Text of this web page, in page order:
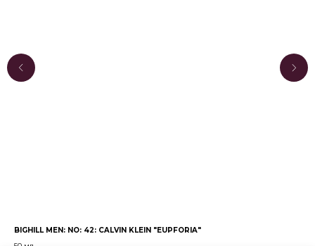
BIGHILL MEN: NO: 42: CALVIN KLEIN "EUPFORIA"